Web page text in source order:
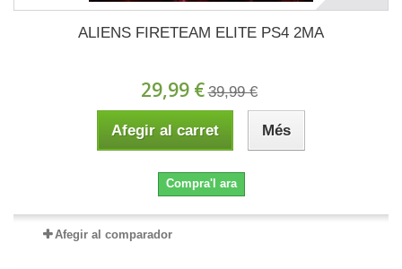
ALIENS FIRETEAM ELITE PS4 2MA
29,99 € 39,99 €
Afegir al carret Més
Compra'l ara
Afegir al comparador